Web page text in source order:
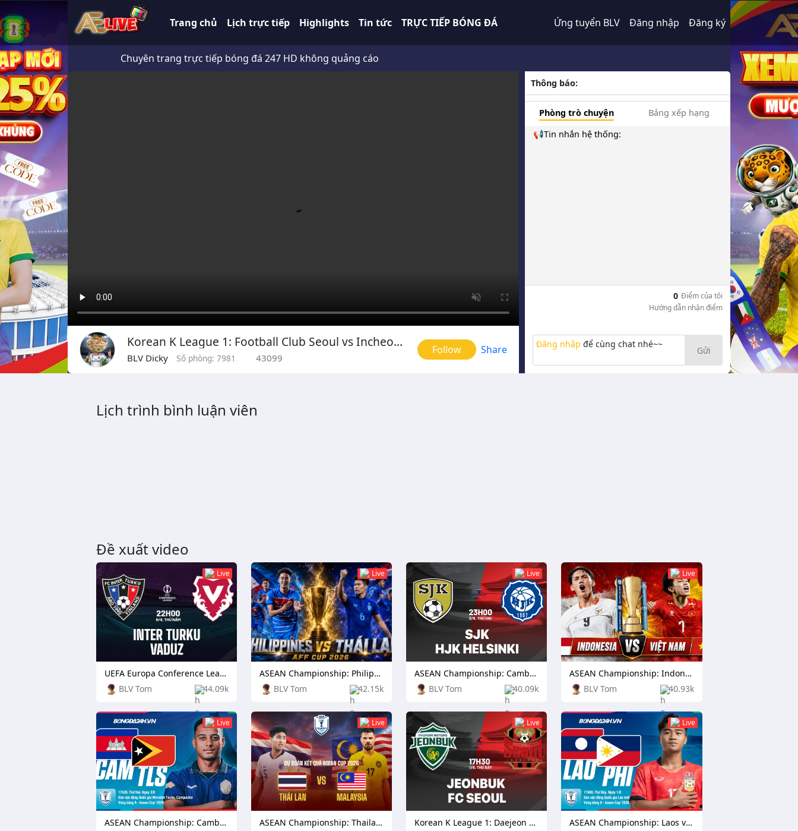
Trang chủ Lịch trực tiếp Highlights Tin tức TRỰC TIẾP BÓNG ĐÁ Ứng tuyển BLV Đăng nhập Đăng ký
Chuyên trang trực tiếp bóng đá 247 HD không quảng cáo
Korean K League 1: Football Club Seoul vs Incheon United
BLV Dicky Số phòng: 7981 43099
Follow Share
Thông báo:
Phòng trò chuyện
Bảng xếp hạng
📢Tin nhắn hệ thống:
0 Điểm của tôi
Hướng dẫn nhận điểm
Đăng nhập để cùng chat nhé~~
Gửi
Lịch trình bình luận viên
Đề xuất video
Live
BLV Tom 44.09k
UEFA Europa Conference League: TPS Turku vs Independiente Rivadavia
Live
BLV Tom 42.15k
ASEAN Championship: Philippines vs Thailand
Live
BLV Tom 40.09k
ASEAN Championship: Cambodia vs Laos
Live
BLV Tom 40.93k
ASEAN Championship: Indonesia vs Vietnam
Live
ASEAN Championship: Cambodia vs Timor Leste
Live
ASEAN Championship: Thailand vs Malaysia
Live
Korean K League 1: Daejeon Citizen vs Football Club Seoul
Live
ASEAN Championship: Laos vs Philippines